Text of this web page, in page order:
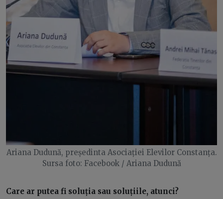
Ariana Dudună, președinta Asociației Elevilor Constanța.
Sursa foto: Facebook / Ariana Dudună
Care ar putea fi soluția sau soluțiile, atunci?